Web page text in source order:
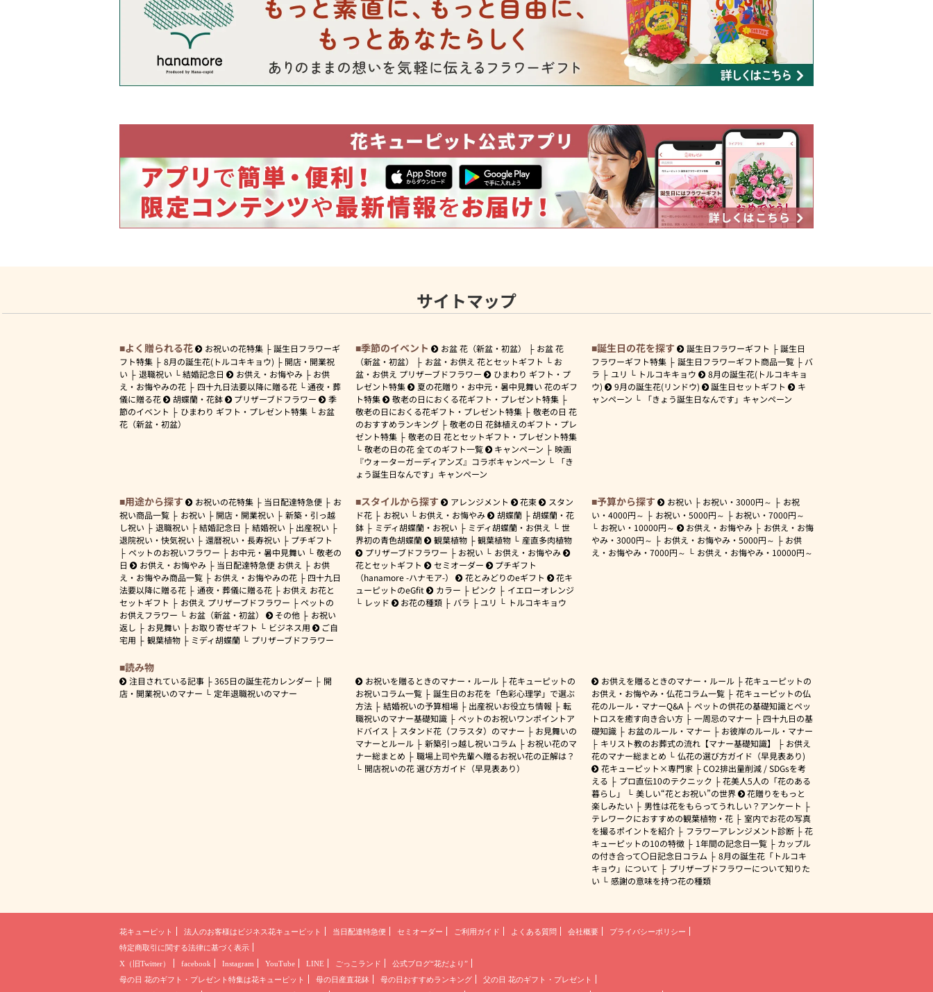
サイトマップ
よく贈られる花 お祝いの花特集
誕生日フラワーギ
フト特集
8月の誕生花(トルコキキョウ)
開店・開業祝
い
退職祝い 結婚記念日 お供え・お悔やみ
お供
え・お悔やみの花
四十九日法要以降に贈る花
通夜・葬
儀に贈る花
胡蝶蘭・花鉢 プリザーブドフラワー
季
節のイベント
ひまわり ギフト・プレゼント特集
お盆
花（新盆・初盆）
季節のイベント お盆 花（新盆・初盆）
お盆 花
（新盆・初盆）
お盆・お供え 花とセットギフト
お
盆・お供え プリザーブドフラワー
ひまわり ギフト・プ
レゼント特集
夏の花贈り・お中元・暑中見舞い 花のギフ
ト特集
敬老の日におくる花ギフト・プレゼント特集
敬老の日におくる花ギフト・プレゼント特集
敬老の日 花
のおすすめランキング
敬老の日 花鉢植えのギフト・プレ
ゼント特集
敬老の日 花とセットギフト・プレゼント特集
敬老の日の花 全てのギフト一覧
キャンペーン
映画
『ウォーターガーディアンズ』コラボキャンペーン
「き
ょう誕生日なんです」キャンペーン
誕生日の花を探す 誕生日フラワーギフト
誕生日
フラワーギフト特集
誕生日フラワーギフト商品一覧
バ
ラ
ユリ トルコキキョウ
8月の誕生花(トルコキキョ
ウ)
9月の誕生花(リンドウ) 誕生日セットギフト
キ
ャンペーン
「きょう誕生日なんです」キャンペーン
用途から探す お祝いの花特集 当日配達特急便
お
祝い商品一覧
お祝い 開店・開業祝い
新築・引っ越
し祝い
退職祝い 結婚記念日 結婚祝い
出産祝い
退院祝い・快気祝い
還暦祝い・長寿祝い
プチギフト
ペットのお祝いフラワー
お中元・暑中見舞い
敬老の
日
お供え・お悔やみ 当日配達特急便 お供え
お供
え・お悔やみ商品一覧
お供え・お悔やみの花
四十九日
法要以降に贈る花
通夜・葬儀に贈る花
お供え お花と
セットギフト
お供え プリザーブドフラワー
ペットの
お供えフラワー
お盆（新盆・初盆） その他
お祝い
返し
お見舞い お取り寄せギフト ビジネス用
ご自
宅用
観葉植物 ミディ胡蝶蘭 プリザーブドフラワー
スタイルから探す アレンジメント 花束
スタン
ド花
お祝い お供え・お悔やみ 胡蝶蘭
胡蝶蘭・花
鉢
ミディ胡蝶蘭・お祝い ミディ胡蝶蘭・お供え
世
界初の青色胡蝶蘭
観葉植物 観葉植物
産直多肉植物
プリザーブドフラワー
お祝い
お供え・お悔やみ
花とセットギフト
セミオーダー
プチギフト
（hanamore -ハナモア-）
花とみどりのeギフト
花キ
ューピットのeGfit
カラー ピンク
イエローオレンジ
レッド
お花の種類 バラ ユリ トルコキキョウ
予算から探す お祝い お祝い・3000円～
お祝
い・ 4000円～ お祝い・ 5000円～ お祝い・7000円～
お祝い・ 10000円～ お供え・お悔やみ
お供え・お悔
やみ・ 3000円～ お供え・お悔やみ・ 5000円～
お供
え・お悔やみ・ 7000円～ お供え・お悔やみ・ 10000円～
読み物
注目されている記事 365日の誕生花カレンダー
開
店・開業祝いのマナー
定年退職祝いのマナー
お祝いを贈るときのマナー・ルール
花キューピットの
お祝いコラム一覧
誕生日のお花を「色彩心理学」で選ぶ
方法
結婚祝いの予算相場 出産祝いお役立ち情報
転
職祝いのマナー基礎知識
ペットのお祝いワンポイントア
ドバイス
スタンド花（フラスタ）のマナー
お見舞いの
マナーとルール
新築引っ越し祝いコラム
お祝い花のマ
ナー総まとめ
職場上司や先輩へ贈るお祝い花の正解は？
開店祝いの花 選び方ガイド（早見表あり）
お供えを贈るときのマナー・ルール
花キューピットの
お供え・お悔やみ・仏花コラム一覧
花キューピットの仏
花のルール・マナーQ&A
ペットの供花の基礎知識とペッ
トロスを癒す向き合い方
一周忌のマナー
四十九日の基
礎知識
お盆のルール・マナー
お彼岸のルール・マナー
キリスト教のお葬式の流れ【マナー基礎知識】
お供え
花のマナー総まとめ
仏花の選び方ガイド（早見表あり)
花キューピット×専門家
CO2排出量削減 / SDGsを考
える
プロ直伝10のテクニック
花美人5人の「花のある
暮らし」
美しい“花とお祝い”の世界
花贈りをもっと
楽しみたい
男性は花をもらってうれしい？アンケート
テレワークにおすすめの観葉植物・花
室内でお花の写真
を撮るポイントを紹介
フラワーアレンジメント診断
花
キューピットの10の特徴
1年間の記念日一覧
カップル
の付き合って〇日記念日コラム
8月の誕生花「トルコキ
キョウ」について
プリザーブドフラワーについて知りた
い
感謝の意味を持つ花の種類
花キューピット 法人のお客様は ビジネス花キューピット 当日配達特急便 セミオーダー ご利用ガイド よくある質問 会社概要
プライバシーポリシー
特定商取引に関する法律に基づく表示
X（旧Twitter）
facebook Instagram YouTube LINE ごっこランド
公式ブログ“花だより”
母の日 花のギフト・プレゼント 特集は花キューピット 母の日産直花鉢 母の日おすすめランキング
父の日 花のギフト・プレゼント